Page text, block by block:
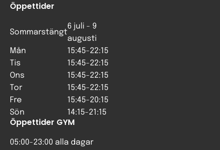
Öppettider
Sommarstängt
6 juli - 9
augusti
Mån
15:45-22:15
Tis
15:45-22:15
Ons
15:45-22:15
Tor
15:45-22:15
Fre
15:45-20:15
Sön
14:15-21:15
Öppettider GYM
05:00-23:00 alla dagar